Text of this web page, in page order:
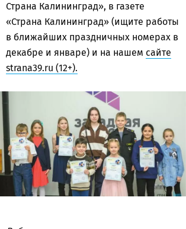
Страна Калининград», в газете
«Страна Калининград» (ищите работы
в ближайших праздничных номерах в
декабре и январе) и на нашем сайте
strana39.ru (12+).